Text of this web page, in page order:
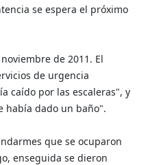
se espera el próximo
de 2011. El
de urgencia
caído por las escaleras", y
había dado un baño".
que se ocuparon
enseguida se dieron